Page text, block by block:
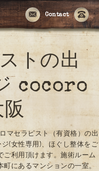
Contact
トの出
cocoro
阪
マセラピスト（有資格）の出
(女性専用)、ほぐし整体をご
ご利用頂けます。施術ルーム
町にあるマンションの一室。